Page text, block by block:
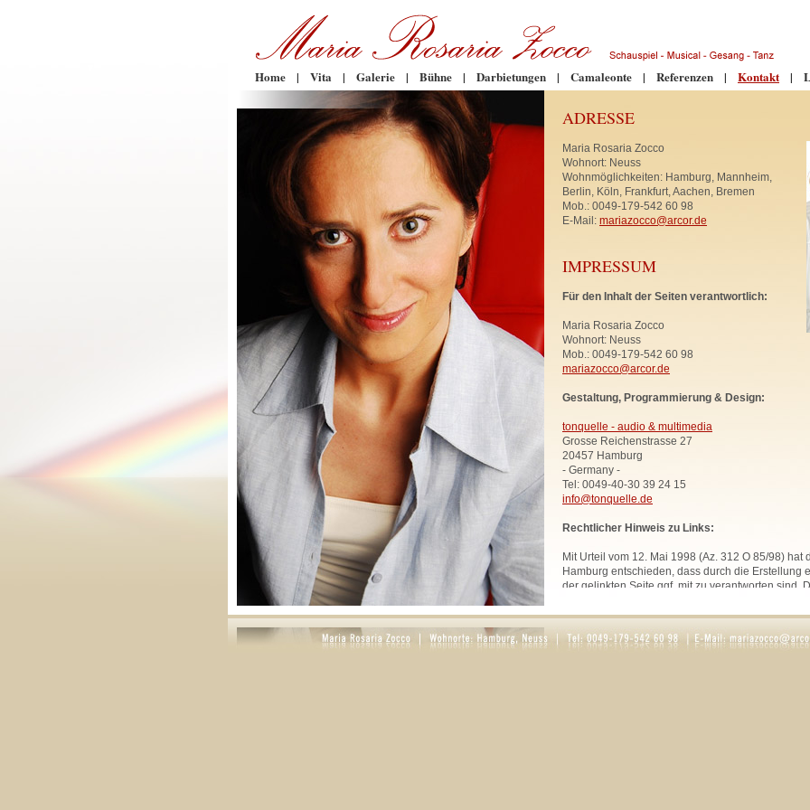
Home | Vita | Galerie | Bühne | Darbietungen | Camaleonte | Referenzen | Kontakt |
ADRESSE
Maria Rosaria Zocco
Wohnort: Neuss
Wohnmöglichkeiten: Hamburg, Mannheim,
Berlin, Köln, Frankfurt, Aachen, Bremen
Mob.: 0049-179-542 60 98
E-Mail: mariazocco@arcor.de
IMPRESSUM
Für den Inhalt der Seiten verantwortlich:
Maria Rosaria Zocco
Wohnort: Neuss
Mob.: 0049-179-542 60 98
mariazocco@arcor.de
Gestaltung, Programmierung & Design:
tonquelle - audio & multimedia
Grosse Reichenstrasse 27
20457 Hamburg
- Germany -
Tel: 0049-40-30 39 24 15
info@tonquelle.de
Rechtlicher Hinweis zu Links:
Mit Urteil vom 12. Mai 1998 (Az. 312 O 85/98) hat
Hamburg entschieden, dass durch die Erstellung
der gelinkten Seite ggf. mit zu verantworten sind.
Website. Diese Erklärung gilt für sämtliche Links
zur Zeit bestehen oder in Zukunft bestehen
Alle Bilder, Texte und Grafiken, sofern nicht